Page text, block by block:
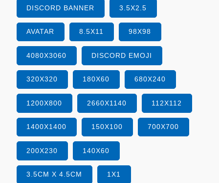
DISCORD BANNER 3.5X2.5
AVATAR 8.5X11 98X98
4080X3060 DISCORD EMOJI
320X320 180X60 680X240
1200X800 2660X1140 112X112
1400X1400 150X100 700X700
200X230 140X60
3.5CM X 4.5CM 1X1